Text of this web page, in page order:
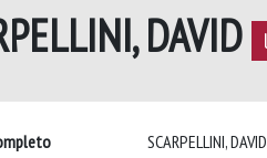
DAVID
SCARPELLINI, DAVID